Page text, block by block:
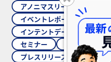
アノニマスリード
アン
イベントレポート
イン
インテントデータ
セー
セミナー
その他
プレスリリース
マーケテ